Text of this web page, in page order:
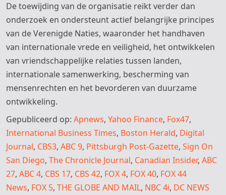
De toewijding van de organisatie reikt verder dan
onderzoek en ondersteunt actief belangrijke principes
van de Verenigde Naties, waaronder het handhaven
van internationale vrede en veiligheid, het ontwikkelen
van vriendschappelijke relaties tussen landen,
internationale samenwerking, bescherming van
mensenrechten en het bevorderen van duurzame
ontwikkeling.
Gepubliceerd op: Apnews, Yahoo Finance, Fox47,
International Business Times, Boston Herald, Digital
Journal, СBS3, ABC 9, Pittsburgh Post-Gazette, Sign On
San Diego, The Chronicle Journal, Canadian Insider, ABC
27, ABC 4, CBS 17, CBS 42, FOX 4, FOX 40, FOX 44
News, FOX 5, THE GLOBE AND MAIL, NBC 4i, DC NEWS